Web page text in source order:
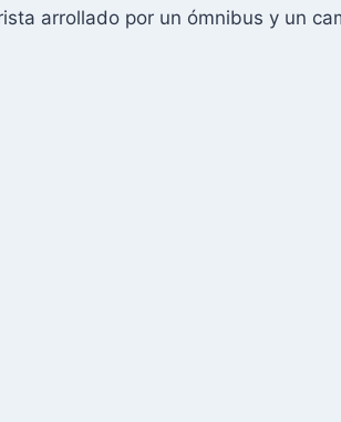
arrollado por un ómnibus y un